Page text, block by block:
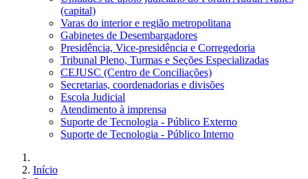
(capital)
Varas do interior e região metropolitana
Gabinetes de Desembargadores
Presidência, Vice-presidência e Corregedoria
Tribunal Pleno, Turmas e Seções Especializadas
CEJUSC (Centro de Conciliações)
Secretarias, coordenadorias e divisões
Escola Judicial
Atendimento à imprensa
Suporte de Tecnologia - Público Externo
Suporte de Tecnologia - Público Interno
Início